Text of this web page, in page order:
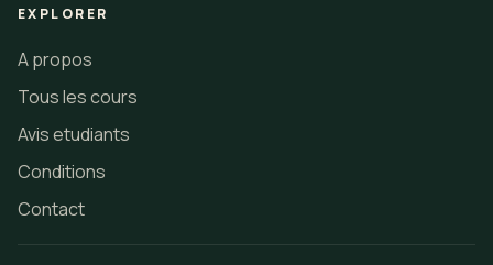
EXPLORER
A propos
Tous les cours
Avis etudiants
Conditions
Contact